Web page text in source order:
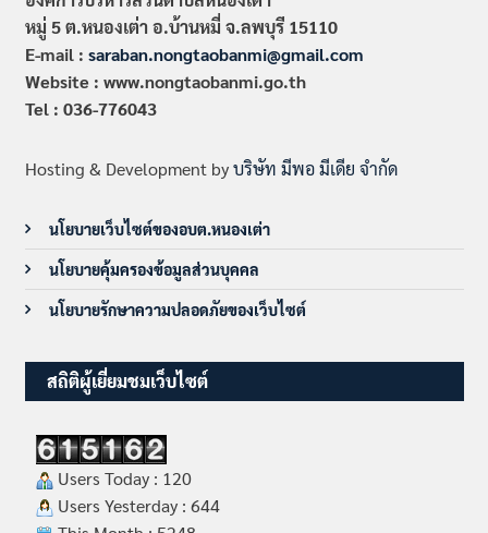
หมู่ 5 ต.หนองเต่า อ.บ้านหมี่ จ.ลพบุรี 15110
E-mail : saraban.nongtaobanmi@gmail.com
Website : www.nongtaobanmi.go.th
Tel : 036-776043
Hosting & Development byบริษัท มีพอ มีเดีย จำกัด
นโยบายเว็บไซต์ของอบต.หนองเต่า
นโยบายคุ้มครองข้อมูลส่วนบุคคล
นโยบายรักษาความปลอดภัยของเว็บไซต์
สถิติผู้เยี่ยมชมเว็บไซต์
Users Today : 120
Users Yesterday : 644